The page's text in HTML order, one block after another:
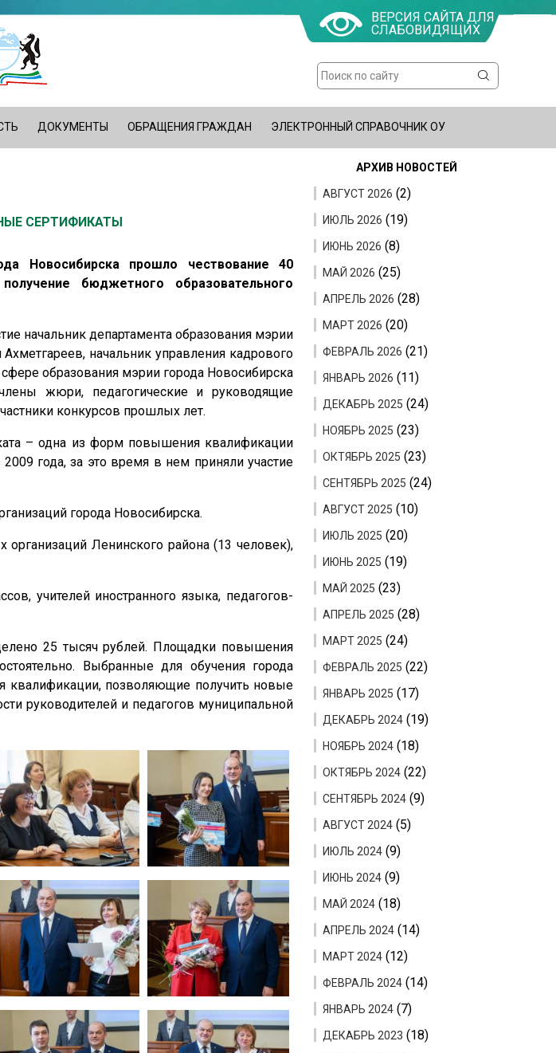
Форма
поиска
Поиск
ВЕРСИЯ САЙТА ДЛЯ
СЛАБОВИДЯЩИХ
ДОКУМЕНТЫ ОБРАЩЕНИЯ ГРАЖДАН ЭЛЕКТРОННЫЙ СПРАВОЧНИК ОУ
СЕРТИФИКАТЫ
Новосибирска прошло чествование 40
бюджетного образовательного
начальник департамента образования мэрии
начальник управления кадрового
образования мэрии города Новосибирска
жюри, педагогические и руководящие
конкурсов прошлых лет.
– одна из форм повышения квалификации
года, за это время в нем приняли участие
города Новосибирска.
организаций Ленинского района (13 человек),
учителей иностранного языка, педагогов-
25 тысяч рублей. Площадки повышения
Выбранные для обучения города
квалификации, позволяющие получить новые
руководителей и педагогов муниципальной
АРХИВ НОВОСТЕЙ
АВГУСТ 2026 (2)
ИЮЛЬ 2026 (19)
ИЮНЬ 2026 (8)
МАЙ 2026 (25)
АПРЕЛЬ 2026 (28)
МАРТ 2026 (20)
ФЕВРАЛЬ 2026 (21)
ЯНВАРЬ 2026 (11)
ДЕКАБРЬ 2025 (24)
НОЯБРЬ 2025 (23)
ОКТЯБРЬ 2025 (23)
СЕНТЯБРЬ 2025 (24)
АВГУСТ 2025 (10)
ИЮЛЬ 2025 (20)
ИЮНЬ 2025 (19)
МАЙ 2025 (23)
АПРЕЛЬ 2025 (28)
МАРТ 2025 (24)
ФЕВРАЛЬ 2025 (22)
ЯНВАРЬ 2025 (17)
ДЕКАБРЬ 2024 (19)
НОЯБРЬ 2024 (18)
ОКТЯБРЬ 2024 (22)
СЕНТЯБРЬ 2024 (9)
АВГУСТ 2024 (5)
ИЮЛЬ 2024 (9)
ИЮНЬ 2024 (9)
МАЙ 2024 (18)
АПРЕЛЬ 2024 (14)
МАРТ 2024 (12)
ФЕВРАЛЬ 2024 (14)
ЯНВАРЬ 2024 (7)
ДЕКАБРЬ 2023 (18)